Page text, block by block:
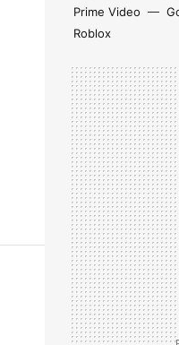
Prime Video
Roblox